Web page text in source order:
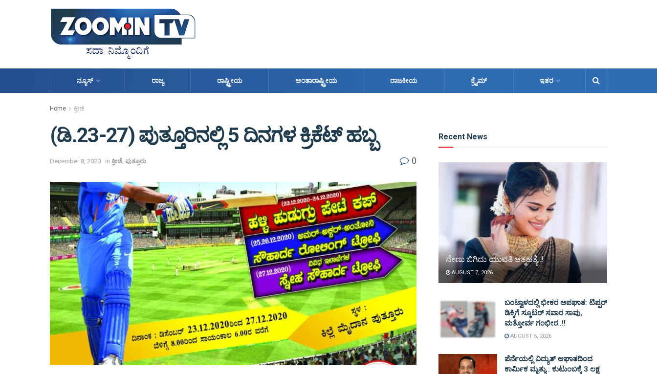
ನ್ಯೂಸ್ ರಾಜ್ಯ ರಾಷ್ಟ್ರೀಯ ಅಂತಾರಾಷ್ಟ್ರೀಯ ರಾಜಕೀಯ ಕ್ರೈಮ್ ಇತರ
Home ಕ್ರೀಡೆ
(ಡಿ.23-27) ಪುತ್ತೂರಿನಲ್ಲಿ 5 ದಿನಗಳ ಕ್ರಿಕೆಟ್ ಹಬ್ಬ
December 8, 2020 in ಕ್ರೀಡೆ ಪುತ್ತೂರು 0
Recent News
ನೇಣು ಬಿಗಿದು ಯುವತಿ ಆತ್ಮಹತ್ಯೆ..!
AUGUST 7, 2026
ಬಂಟ್ವಾಳದಲ್ಲಿ ಭೀಕರ ಅಪಘಾತ: ಟಿಪ್ಪರ್
ಡಿಕ್ಕಿಗೆ ಸ್ಕೂಟರ್ ಸವಾರ ಸಾವು,
ಮತ್ತೋರ್ವ ಗಂಭೀರ..!!
AUGUST 6, 2026
ಪೆರ್ನೆಯಲ್ಲಿ ವಿದ್ಯುತ್ ಆಘಾತದಿಂದ
ಕಾರ್ಮಿಕ ಮೃತ್ಯು : ಕುಟುಂಬಕ್ಕೆ 3 ಲಕ್ಷ